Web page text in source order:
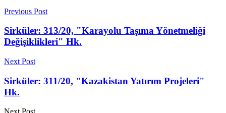
Previous Post
Sirküler: 313/20, "Karayolu Taşıma Yönetmeliği
Değişiklikleri" Hk.
Next Post
Sirküler: 311/20, "Kazakistan Yatırım Projeleri"
Hk.